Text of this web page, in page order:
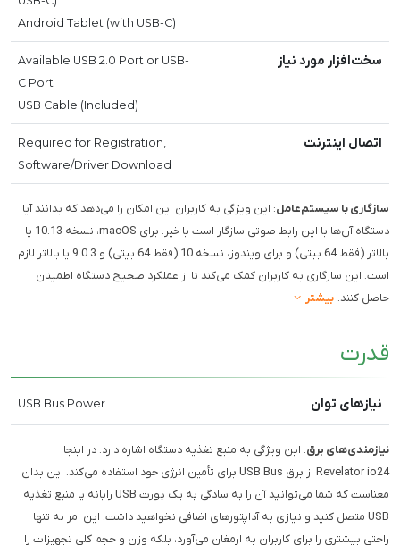
Android Tablet (with USB-C)
سخت‌افزار مورد نیاز
Available USB 2.0 Port or USB-
C Port
USB Cable (Included)
اتصال اینترنت
Required for Registration,
Software/Driver Download
سازگاری با سیستم‌عامل: این ویژگی به کاربران این امکان را می‌دهد که بدانند آیا
دستگاه آن‌ها با این رابط صوتی سازگار است یا خیر. برای macOS، نسخه 10.13 یا
بالاتر (فقط 64 بیتی) و برای ویندوز، نسخه 10 (فقط 64 بیتی) و 9.0.3 یا بالاتر لازم
است. این سازگاری به کاربران کمک می‌کند تا از عملکرد صحیح دستگاه اطمینان
حاصل کنند. بیشتر
قدرت
نیازهای توان USB Bus Power
نیازمندی‌های برق: این ویژگی به منبع تغذیه دستگاه اشاره دارد. در اینجا،
Revelator io24 از برق USB Bus برای تأمین انرژی خود استفاده می‌کند. این بدان
معناست که شما می‌توانید آن را به سادگی به یک پورت USB رایانه یا منبع تغذیه
USB متصل کنید و نیازی به آداپتورهای اضافی نخواهید داشت. این امر نه تنها
راحتی بیشتری را برای کاربران به ارمغان می‌آورد، بلکه وزن و حجم کلی تجهیزات را